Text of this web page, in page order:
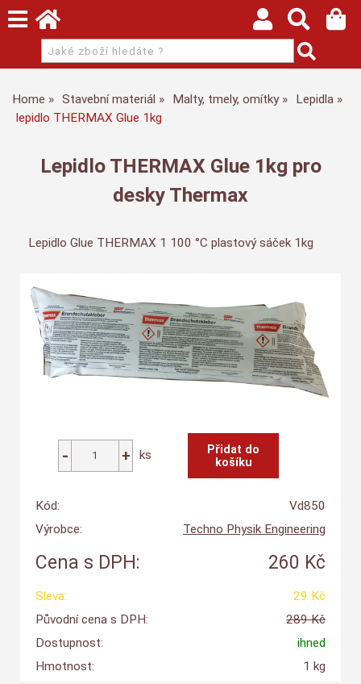
Home Stavební materiál Malty, tmely, omítky
Lepidla
lepidlo THERMAX Glue 1kg
Lepidlo THERMAX Glue 1kg pro
desky Thermax
Lepidlo Glue THERMAX 1 100 °C plastový sáček 1kg
ks
Kód:
Vd850
Výrobce:
Techno Physik Engineering
Cena s DPH: 260 Kč
Sleva:
29 Kč
Původní cena s DPH:
289 Kč
Dostupnost:
ihned
Hmotnost:
1 kg